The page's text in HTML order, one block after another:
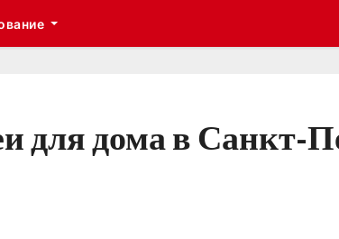
для дома в Санкт-